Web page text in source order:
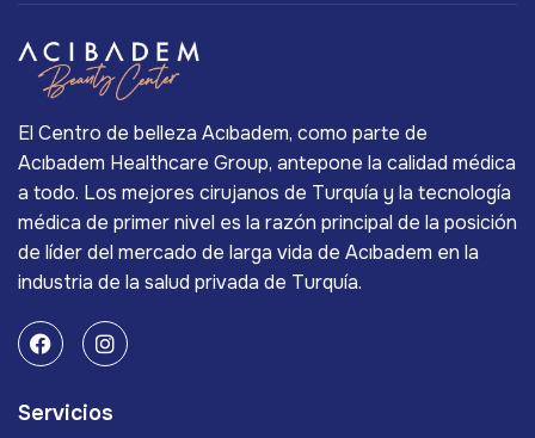
El Centro de belleza Acıbadem, como parte de
Acıbadem Healthcare Group, antepone la calidad médica
a todo. Los mejores cirujanos de Turquía y la tecnología
médica de primer nivel es la razón principal de la posición
de líder del mercado de larga vida de Acıbadem en la
industria de la salud privada de Turquía.
Servicios